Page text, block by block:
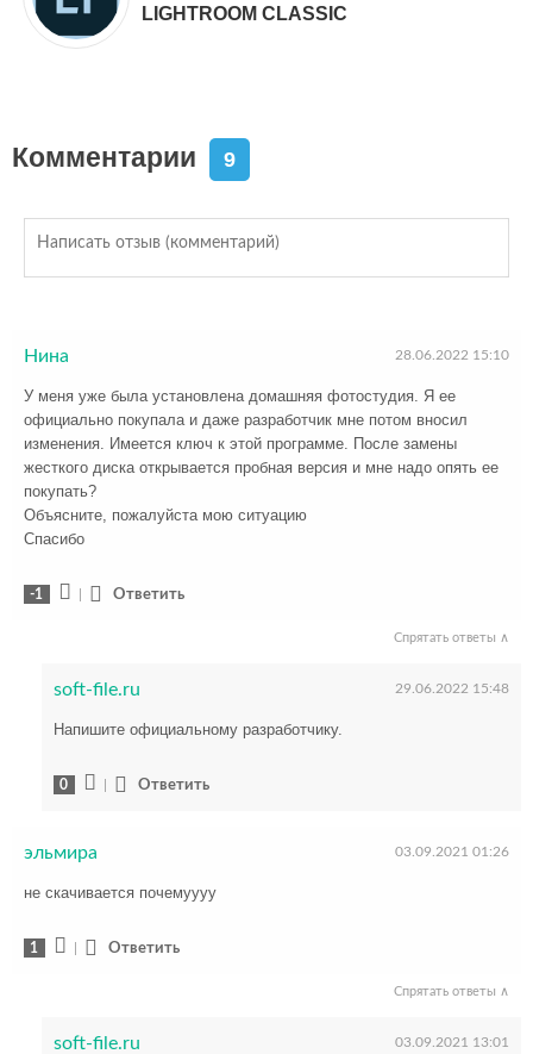
LIGHTROOM CLASSIC
Комментарии 9
Нина 28.06.2022 15:10
У меня уже была установлена домашняя фотостудия. Я ее
официально покупала и даже разработчик мне потом вносил
изменения. Имеется ключ к этой программе. После замены
жесткого диска открывается пробная версия и мне надо опять ее
покупать?
Объясните, пожалуйста мою ситуацию
Спасибо
-1 Ответить
Спрятать ответы ∧
soft-file.ru 29.06.2022 15:48
Напишите официальному разработчику.
0 Ответить
эльмира 03.09.2021 01:26
не скачивается почемуууу
1 Ответить
Спрятать ответы ∧
soft-file.ru 03.09.2021 13:01